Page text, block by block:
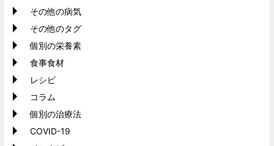
その他の病気
その他のタグ
個別の栄養素
食事食材
レシピ
コラム
個別の治療法
COVID-19